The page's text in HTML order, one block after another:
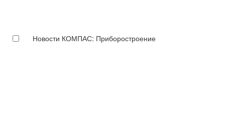
Новости КОМПАС: Приборостроение